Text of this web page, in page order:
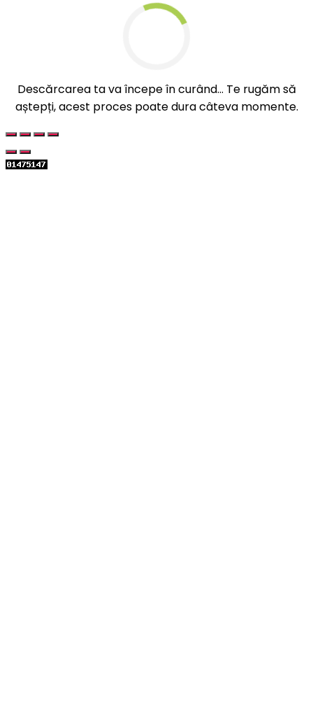
Descărcarea ta va începe în curând... Te rugăm să
aștepți, acest proces poate dura câteva momente.